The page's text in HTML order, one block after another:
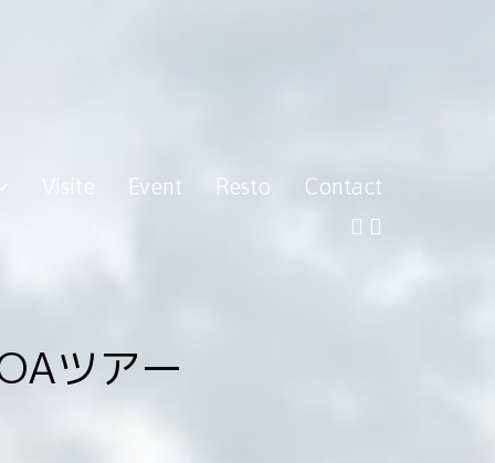
Visite Event Resto Contact
ツアー